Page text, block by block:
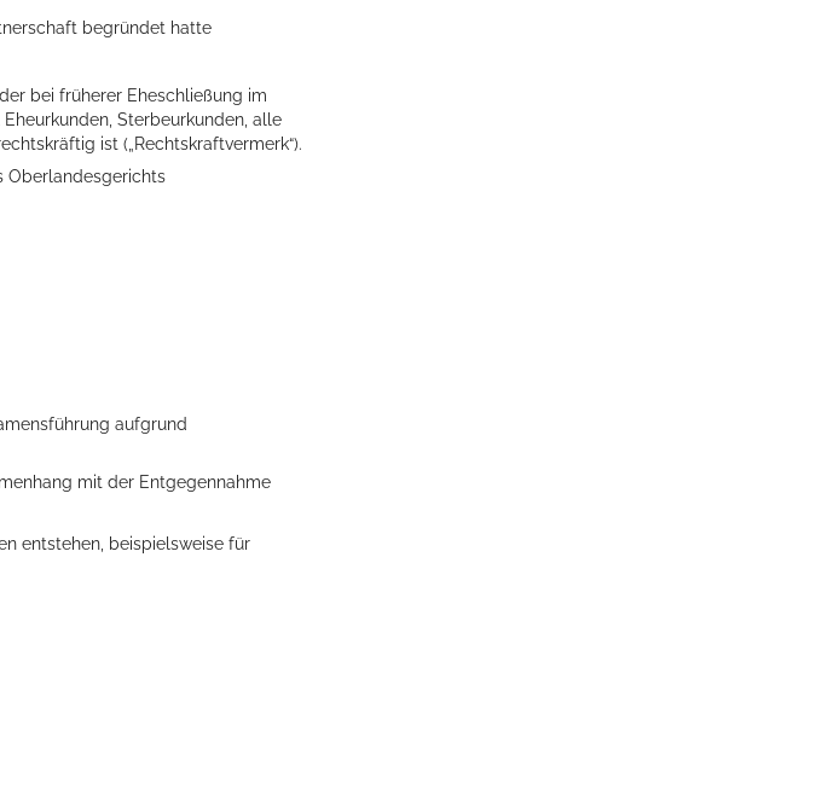
begründet hatte
bei früherer Eheschließung im
Sterbeurkunden, alle
ist („Rechtskraftvermerk“).
Oberlandesgerichts
aufgrund
mit der Entgegennahme
entstehen, beispielsweise für